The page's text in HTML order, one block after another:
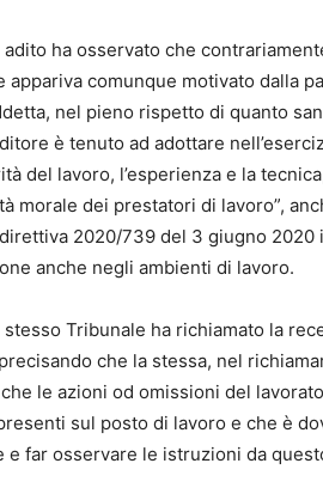
adito ha osservato che
appariva comunque motivato dalla
nel pieno rispetto di quanto
è tenuto ad adottare
del lavoro, l’esperienza e la
morale dei prestatori di lavoro”,
2020/739 del 3 giugno
anche negli ambienti di lavoro.
Tribunale ha richiamato la
che la stessa, nel
le azioni od omissioni del
sul posto di lavoro e che è
e far osservare le istruzioni da